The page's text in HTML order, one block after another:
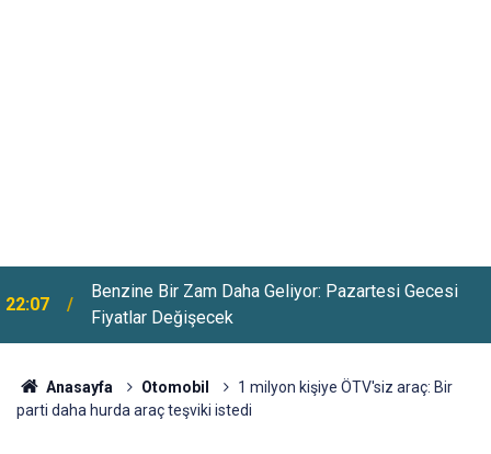
22:07
Benzine Bir Zam Daha Geliyor: Pazartesi Gecesi
Fiyatlar Değişecek
Çerçeve Yasanın Meclis'e Ne Zaman Geleceği Belli
Anasayfa Otomobil
1 milyon kişiye ÖTV'siz araç: Bir
parti daha hurda araç teşviki istedi